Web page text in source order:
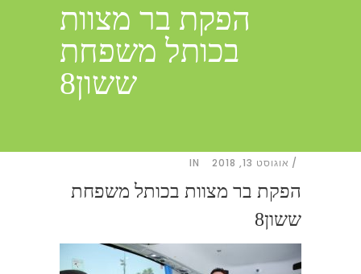
הפקת בר מצוות
בכותל משפחת
ששון8
אוגוסט 13, 2018 IN
הפקת בר מצוות בכותל משפחת
ששון8